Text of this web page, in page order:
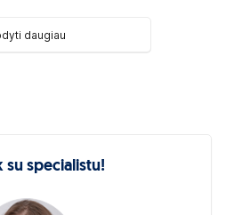
daugiau
su specialistu!